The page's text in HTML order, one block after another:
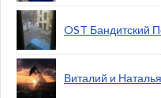
OST Бандитский
Виталий и